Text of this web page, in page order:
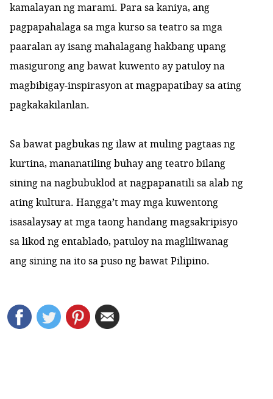
kamalayan ng marami. Para sa kaniya, ang
pagpapahalaga sa mga kurso sa teatro sa mga
paaralan ay isang mahalagang hakbang upang
masigurong ang bawat kuwento ay patuloy na
magbibigay-inspirasyon at magpapatibay sa ating
pagkakakilanlan.
Sa bawat pagbukas ng ilaw at muling pagtaas ng
kurtina, mananatiling buhay ang teatro bilang
sining na nagbubuklod at nagpapanatili sa alab ng
ating kultura. Hangga’t may mga kuwentong
isasalaysay at mga taong handang magsakripisyo
sa likod ng entablado, patuloy na magliliwanag
ang sining na ito sa puso ng bawat Pilipino.